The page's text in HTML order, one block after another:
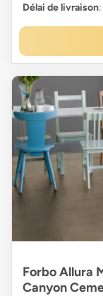
Délai de livraison
Forbo Allura
Canyon